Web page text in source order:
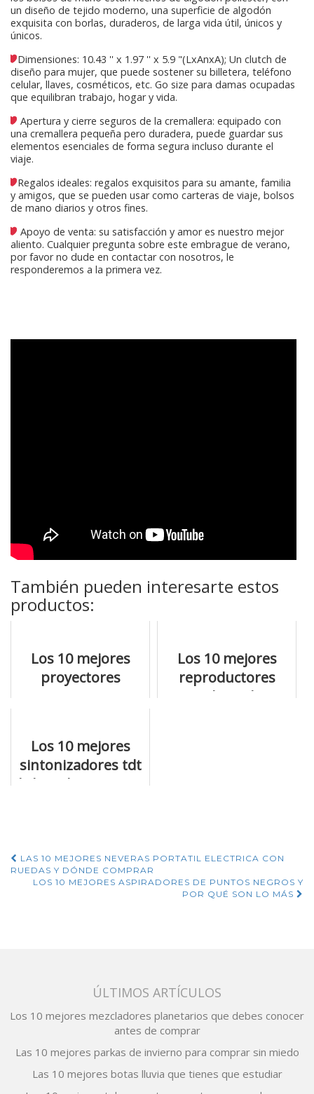
un diseño de tejido moderno, una superficie de algodón
exquisita con borlas, duraderos, de larga vida útil, únicos y
únicos.
Dimensiones: 10.43 '' x 1.97 '' x 5.9 "(LxAnxA); Un clutch de
diseño para mujer, que puede sostener su billetera, teléfono
celular, llaves, cosméticos, etc. Go size para damas ocupadas
que equilibran trabajo, hogar y vida.
Apertura y cierre seguros de la cremallera: equipado con
una cremallera pequeña pero duradera, puede guardar sus
elementos esenciales de forma segura incluso durante el
viaje.
Regalos ideales: regalos exquisitos para su amante, familia
y amigos, que se pueden usar como carteras de viaje, bolsos
de mano diarios y otros fines.
Apoyo de venta: su satisfacción y amor es nuestro mejor
aliento. Cualquier pregunta sobre este embrague de verano,
por favor no dude en contactar con nosotros, le
responderemos a la primera vez.
También pueden interesarte estos
productos:
Los 10 mejores
proyectores
Los 10 mejores
reproductores
multimedia
Los 10 mejores
sintonizadores tdt
hdmi y las mejores
Navegación
de
LAS 10 MEJORES NEVERAS PORTATIL ELECTRICA CON
RUEDAS Y DÓNDE COMPRAR
LOS 10 MEJORES ASPIRADORES DE PUNTOS NEGROS Y
POR QUÉ SON LO MÁS
ÚLTIMOS ARTÍCULOS
Los 10 mejores mezcladores planetarios que debes conocer
antes de comprar
Las 10 mejores parkas de invierno para comprar sin miedo
Las 10 mejores botas lluvia que tienes que estudiar